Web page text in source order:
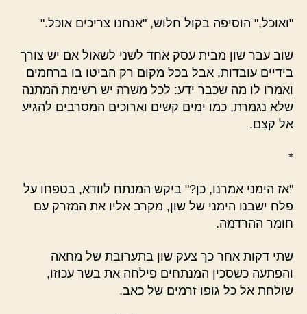
"ואוכל," הוסיפה בקול חלוש, "אנחנו צריכים אוכל."
שוב עבר שון מבית עסק אחד לשני לשאול אם יש צורך
בידיים עובדות, אבל בכל מקום רק הביטו בו ברחמים
ואמרו לו מה שכבר ידע: לכל משרה יש רשימת המתנה
שלא נגמרת, כמו ימים קשים וארוכים המסרבים להגיע
אל קצם.
*
"אז הימני אמרנו, כן?" ביקש המנתח לוודא, בטפחו על
פלח ישבנו הימני של שון, מקרב אליו את המזרק עם
חומר ההרדמה.
שתי דקות אחר כך צעק שון בתערובת של מחאה
והפתעה כשסכין המנתחים פילחה את בשר עכוזו,
שולחת אל כל גופו זרמים של כאב.